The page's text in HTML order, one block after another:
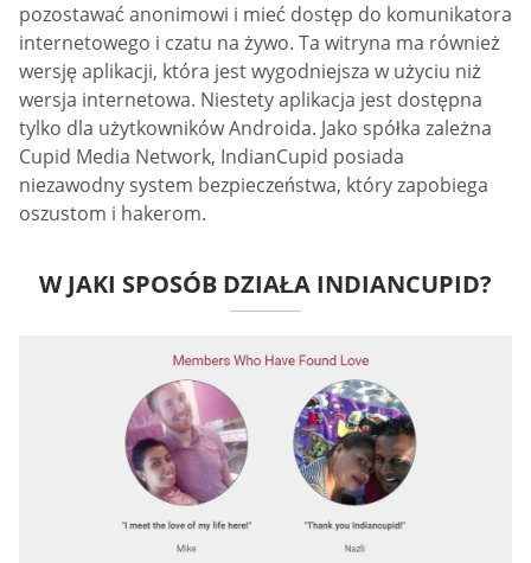
pozostawać anonimowi i mieć dostęp do komunikatora
internetowego i czatu na żywo. Ta witryna ma również
wersję aplikacji, która jest wygodniejsza w użyciu niż
wersja internetowa. Niestety aplikacja jest dostępna
tylko dla użytkowników Androida. Jako spółka zależna
Cupid Media Network, IndianCupid posiada
niezawodny system bezpieczeństwa, który zapobiega
oszustom i hakerom.
W JAKI SPOSÓB DZIAŁA INDIANCUPID?